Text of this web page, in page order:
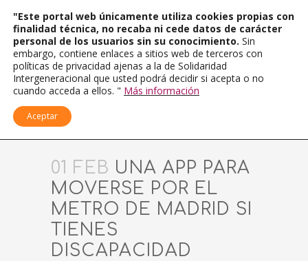
01 FEB UNA APP PARA
MOVERSE POR EL
METRO DE MADRID SI
TIENES
DISCAPACIDAD
"Este portal web únicamente utiliza cookies propias con
finalidad técnica, no recaba ni cede datos de carácter
personal de los usuarios sin su conocimiento. Sin
embargo, contiene enlaces a sitios web de terceros con
políticas de privacidad ajenas a la de Solidaridad
Intergeneracional que usted podrá decidir si acepta o no
cuando acceda a ellos. " Más información
Aceptar